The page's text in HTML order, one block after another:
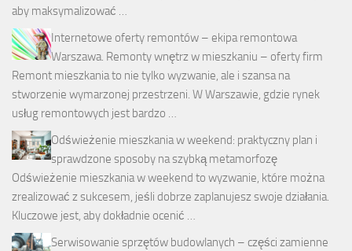
aby maksymalizować …
Internetowe oferty remontów – ekipa remontowa
Warszawa. Remonty wnętrz w mieszkaniu – oferty firm
Remont mieszkania to nie tylko wyzwanie, ale i szansa na
stworzenie wymarzonej przestrzeni. W Warszawie, gdzie rynek
usług remontowych jest bardzo …
Odświeżenie mieszkania w weekend: praktyczny plan i
sprawdzone sposoby na szybką metamorfozę
Odświeżenie mieszkania w weekend to wyzwanie, które można
zrealizować z sukcesem, jeśli dobrze zaplanujesz swoje działania.
Kluczowe jest, aby dokładnie ocenić …
Serwisowanie sprzętów budowlanych – części zamienne